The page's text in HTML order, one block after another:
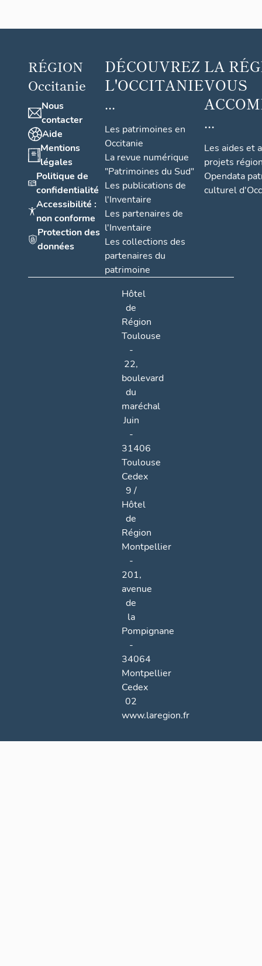
RÉGION
Occitanie
Nous
contacter
Aide
Mentions
légales
Politique de
confidentialité
Accessibilité :
non conforme
Protection des
données
DÉCOUVREZ
L'OCCITANIE
...
Les patrimoines en
Occitanie
La revue numérique
"Patrimoines du Sud"
Les publications de
l'Inventaire
Les partenaires de
l'Inventaire
Les collections des
partenaires du
patrimoine
LA
VOUS
...
Les aides et
projets
Opendata
culturel
Hôtel
de
Région
Toulouse
-
22,
boulevard
du
maréchal
Juin
-
31406
Toulouse
Cedex
9 /
Hôtel
de
Région
Montpellier
-
201,
avenue
de
la
Pompignane
-
34064
Montpellier
Cedex
02
www.laregion.fr